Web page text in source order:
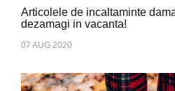
Articolele de incaltaminte
dezamagi in vacanta!
07 AUG 2020